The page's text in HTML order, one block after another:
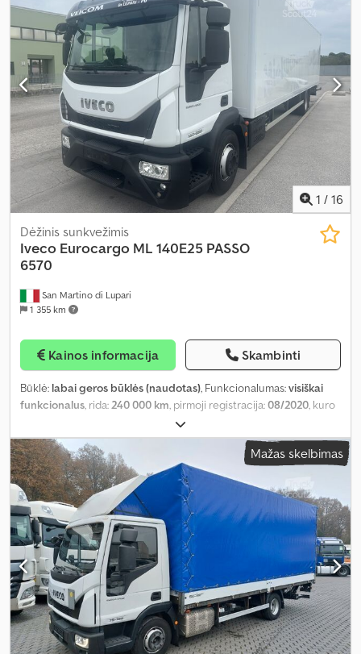
stabilumo programa (ESP), galinis keltuvas, kompresorius, oro
kondicionavimas, suodžių filtras
1 / 16
San Martino di Lupari
1 355 km
Dėžinis sunkvežimis
Iveco Eurocargo ML 140E25 PASSO
6570
Kainos informacija Skambinti
Būklė: labai geros būklės (naudotas), Funkcionalumas:visiškai
funkcionalus, rida:240 000 km, pirmoji registracija:08/2020, kuro
7 122 kg
6 878 kg, bendras svoris:14 000 kg, padangos dydis:285/70 R
19,5, padang padangų: , ašių konfigūracija:2 ašys,
ratų bazė:6 570 mm, ašių atstumas:6 570 mm
stabdymas, spalva:balta, vairuotojo kabina: dieninė kabina,
pavaros tipas: automatinis, emisijos klasė:
plienas-
oras, sėdimų vietų skaičius:3, bendras ilgis: 11 130 mm, bendras
plotis:2 550 mm, bendras aukštis:3 300 mm
, leistina ašies apkrova
(ašis 1):5 100 kg, leistina ašies apkrova (ašis 2):
, krovimo
vietos ilgis:9 200 mm, krovinių skyriaus plotis: 2 450 mm, Gamybos
metai:2020 , Įranga:ABS, AdBlue, Bluetooth, EBS (Elektroninė
stabdžių sistema), Tachografas, borto kompiuteris, centrinis
užraktas, eismo juostos palaikymo asistentas, elektriškai
reguliuojamas veidrodis, elektroninė stabilumo programa (ESP),
Mažas skelbimas